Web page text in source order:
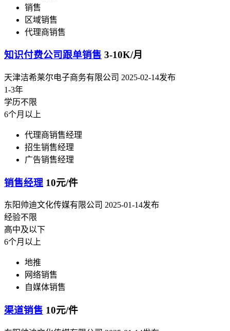
销售
区域销售
代理商销售
知识付费公司跟单销售 3-10K/月
天津洁希莱尔电子商务有限公司 2025-02-14发布
1-3年
学历不限
6个月以上
代理商销售经理
招生销售经理
广告销售经理
销售经理 10元/件
东阳帅迪文化传媒有限公司 2025-01-14发布
经验不限
高中及以下
6个月以上
地推
网络销售
自媒体销售
渠道销售 10元/件